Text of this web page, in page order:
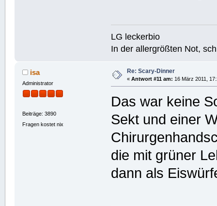
LG leckerbio
In der allergrößten Not,
isa
Administrator
Beiträge: 3890
Fragen kostet nix
Re: Scary-Dinner
« Antwort #11 am: 16 März 2011,
Das war keine
Sekt und einer
die mit grüner
dann als